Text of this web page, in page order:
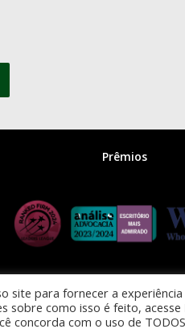
Prêmios
©
site para fornecer a
sobre como isso é feito, acesse
concorda com o uso de